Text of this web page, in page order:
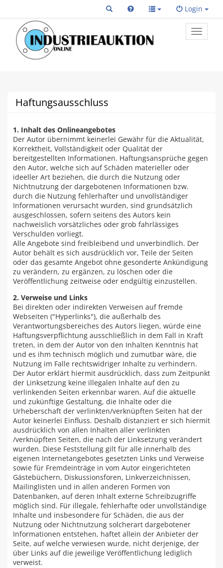
Login
Toggle
primary
Haftungsausschluss
1. Inhalt des Onlineangebotes
Der Autor übernimmt keinerlei Gewähr für die Aktualität,
Korrektheit, Vollständigkeit oder Qualität der
bereitgestellten Informationen. Haftungsansprüche gegen
den Autor, welche sich auf Schäden materieller oder
ideeller Art beziehen, die durch die Nutzung oder
Nichtnutzung der dargebotenen Informationen bzw.
durch die Nutzung fehlerhafter und unvollständiger
Informationen verursacht wurden, sind grundsätzlich
ausgeschlossen, sofern seitens des Autors kein
nachweislich vorsätzliches oder grob fahrlässiges
Verschulden vorliegt.
Alle Angebote sind freibleibend und unverbindlich. Der
Autor behält es sich ausdrücklich vor, Teile der Seiten
oder das gesamte Angebot ohne gesonderte Ankündigung
zu verändern, zu ergänzen, zu löschen oder die
Veröffentlichung zeitweise oder endgültig einzustellen.
2. Verweise und Links
Bei direkten oder indirekten Verweisen auf fremde
Webseiten ("Hyperlinks"), die außerhalb des
Verantwortungsbereiches des Autors liegen, würde eine
Haftungsverpflichtung ausschließlich in dem Fall in Kraft
treten, in dem der Autor von den Inhalten Kenntnis hat
und es ihm technisch möglich und zumutbar wäre, die
Nutzung im Falle rechtswidriger Inhalte zu verhindern.
Der Autor erklärt hiermit ausdrücklich, dass zum Zeitpunkt
der Linksetzung keine illegalen Inhalte auf den zu
verlinkenden Seiten erkennbar waren. Auf die aktuelle
und zukünftige Gestaltung, die Inhalte oder die
Urheberschaft der verlinkten/verknüpften Seiten hat der
Autor keinerlei Einfluss. Deshalb distanziert er sich hiermit
ausdrücklich von allen Inhalten aller verlinkten
/verknüpften Seiten, die nach der Linksetzung verändert
wurden. Diese Feststellung gilt für alle innerhalb des
eigenen Internetangebotes gesetzten Links und Verweise
sowie für Fremdeinträge in vom Autor eingerichteten
Gästebüchern, Diskussionsforen, Linkverzeichnissen,
Mailinglisten und in allen anderen Formen von
Datenbanken, auf deren Inhalt externe Schreibzugriffe
möglich sind. Für illegale, fehlerhafte oder unvollständige
Inhalte und insbesondere für Schäden, die aus der
Nutzung oder Nichtnutzung solcherart dargebotener
Informationen entstehen, haftet allein der Anbieter der
Seite, auf welche verwiesen wurde, nicht derjenige, der
über Links auf die jeweilige Veröffentlichung lediglich
verweist.